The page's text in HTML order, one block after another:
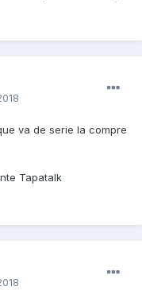
va de serie la compre
Tapatalk